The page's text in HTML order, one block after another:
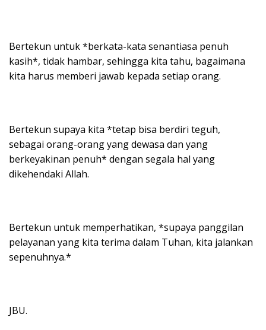
Bertekun untuk *berkata-kata senantiasa penuh
kasih*, tidak hambar, sehingga kita tahu, bagaimana
kita harus memberi jawab kepada setiap orang.
Bertekun supaya kita *tetap bisa berdiri teguh,
sebagai orang-orang yang dewasa dan yang
berkeyakinan penuh* dengan segala hal yang
dikehendaki Allah.
Bertekun untuk memperhatikan, *supaya panggilan
pelayanan yang kita terima dalam Tuhan, kita jalankan
sepenuhnya.*
JBU.